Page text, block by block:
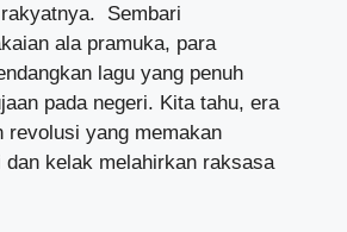
Sembari
ala pramuka, para
lagu yang penuh
pada negeri. Kita tahu, era
revolusi yang memakan
dan kelak melahirkan raksasa